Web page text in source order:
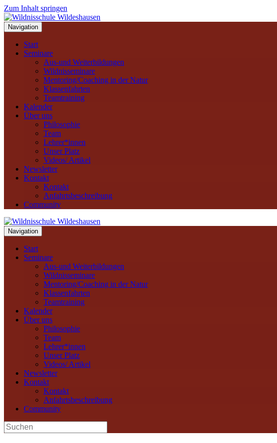
Zum Inhalt springen
Navigation
Start
Seminare
Aus-und Weiterbildungen
Wildnisseminare
Mentoring/Coaching in der Natur
Klassenfahrten
Teamtraining
Kalender
Über uns
Philosophie
Team
Lehrer*innen
Unser Platz
Videos/ Artikel
Newsletter
Kontakt
Kontakt
Anfahrtsbeschreibung
Community
Navigation
Start
Seminare
Aus-und Weiterbildungen
Wildnisseminare
Mentoring/Coaching in der Natur
Klassenfahrten
Teamtraining
Kalender
Über uns
Philosophie
Team
Lehrer*innen
Unser Platz
Videos/ Artikel
Newsletter
Kontakt
Kontakt
Anfahrtsbeschreibung
Community